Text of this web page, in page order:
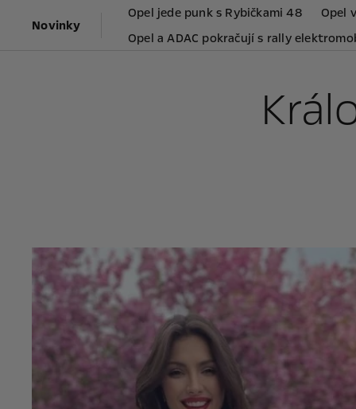
Novinky
Opel jede punk s Rybičkami 48 Opel
Opel a ADAC pokračují s rally